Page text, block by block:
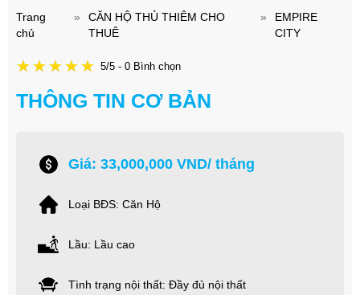
Trang
chủ
»
CĂN HỘ THỦ THIÊM CHO
THUÊ
»
EMPIRE
CITY
5/5 - 0 Bình chọn
THÔNG TIN CƠ BẢN
Giá: 33,000,000 VND/ tháng
Loại BĐS: Căn Hộ
Lầu: Lầu cao
Tình trạng nội thất: Đầy đủ nội thất